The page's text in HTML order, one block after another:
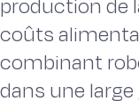
production de
coûts
combinant
dans une